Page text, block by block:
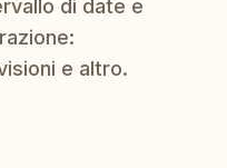
di date e
e altro.